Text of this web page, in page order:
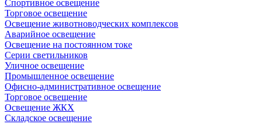
Спортивное освещение
Торговое освещение
Освещение животноводческих комплексов
Аварийное освещение
Освещение на постоянном токе
Серии светильников
Уличное освещение
Промышленное освещение
Офисно-административное освещение
Торговое освещение
Освещение ЖКХ
Складское освещение